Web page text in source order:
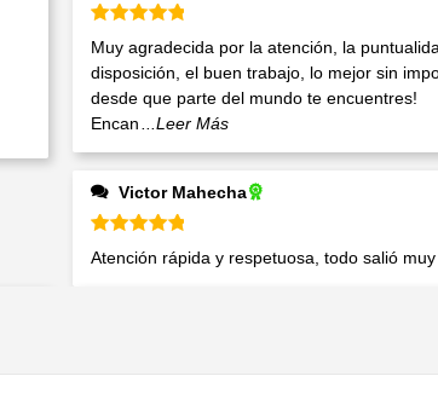
Valorado en 5
Muy agradecida por la atención, la
disposición, el buen trabajo, lo mejor sin
desde que parte del mundo te encuentres!
Encan...Leer Más
Victor Mahecha
Valorado en5
Atención rápida y respetuosa, todo salió